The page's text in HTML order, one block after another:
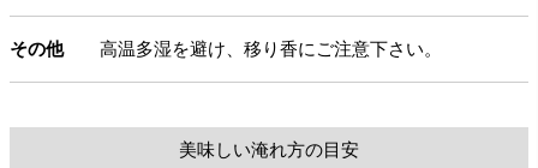
その他 高温多湿を避け、移り香にご注意下さい。
美味しい淹れ方の目安